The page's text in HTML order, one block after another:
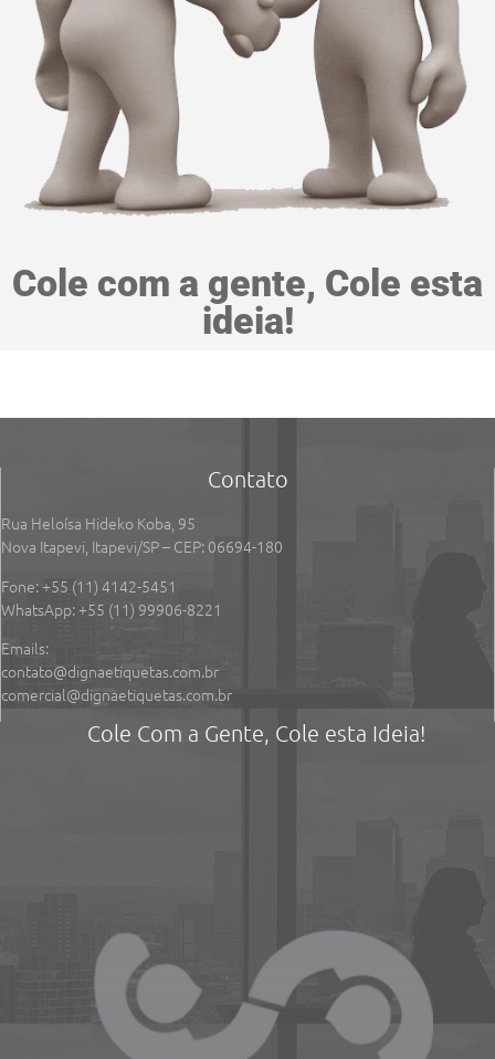
Cole com a gente, Cole esta
ideia!
Contato
Rua Heloísa Hideko Koba, 95
Nova Itapevi, Itapevi/SP – CEP: 06694-180
Fone: +55 (11) 4142-5451
WhatsApp: +55 (11) 99906-8221
Emails:
contato@dignaetiquetas.com.br
comercial@dignaetiquetas.com.br
Cole Com a Gente, Cole esta Ideia!